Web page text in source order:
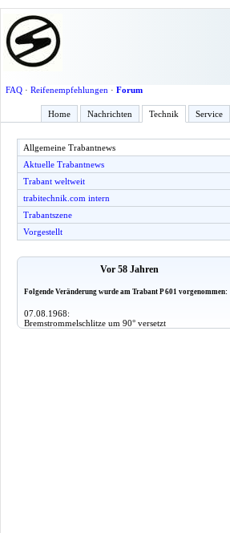
FAQ· Reifenempfehlungen · Forum
Home Nachrichten Technik Service
Allgemeine Trabantnews
Aktuelle Trabantnews
Trabant weltweit
trabitechnik.com intern
Trabantszene
Vorgestellt
Vor 58 Jahren
Folgende Veränderung wurde am Trabant P 601 vorgenommen:
07.08.1968:
Bremstrommelschlitze um 90° versetzt